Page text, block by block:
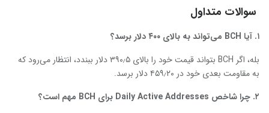
سوالات متداول
۱. آیا BCH می‌تواند به بالای ۴۰۰ دلار برسد؟
بله، اگر BCH بتواند قیمت خود را بالای ۳۹۰٫۵ دلار ببندد، انتظار می‌رود که
به مقاومت بعدی خود در ۴۵۹٫۲۰ دلار برسد.
۲. چرا شاخص
Daily Active Addresses برای BCH مهم است؟